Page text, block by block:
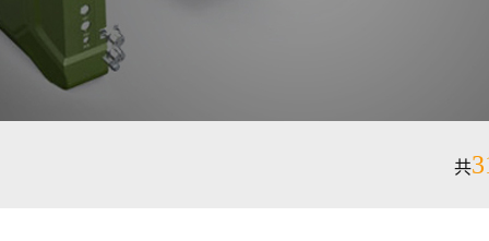
共